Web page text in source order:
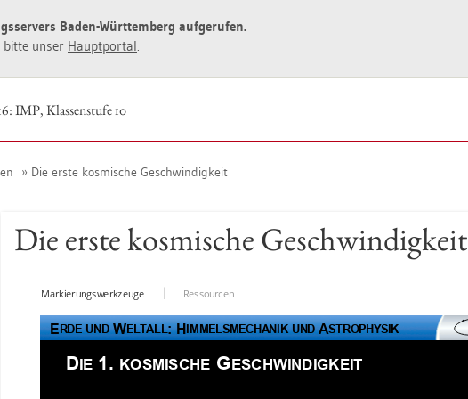
Baden-Würt­tem­berg auf­ge­ru­fen.
bitte unser Haupt­por­tal.
IMP, Klas­sen­stu­fe 10
Die erste kos­mi­sche Ge­schwin­dig­keit
Die erste kos­mi­sche Ge­schwin­dig­keit